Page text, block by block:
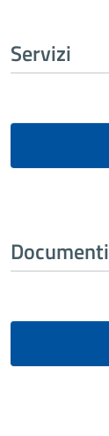
Servizi
Documenti